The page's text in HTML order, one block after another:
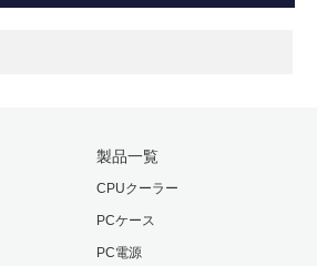
製品一覧
CPUクーラー
PCケース
PC電源